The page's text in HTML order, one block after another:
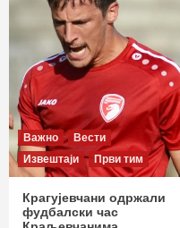
Важно
Вести
Извештаји
Први тим
Крагујевчани одржали
фудбалски час